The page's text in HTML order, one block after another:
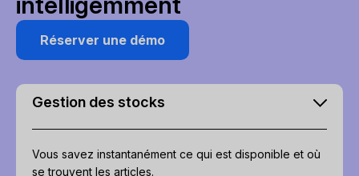
Réserver une démo
Gestion des stocks
Vous savez instantanément ce qui est disponible et où
se trouvent les articles.